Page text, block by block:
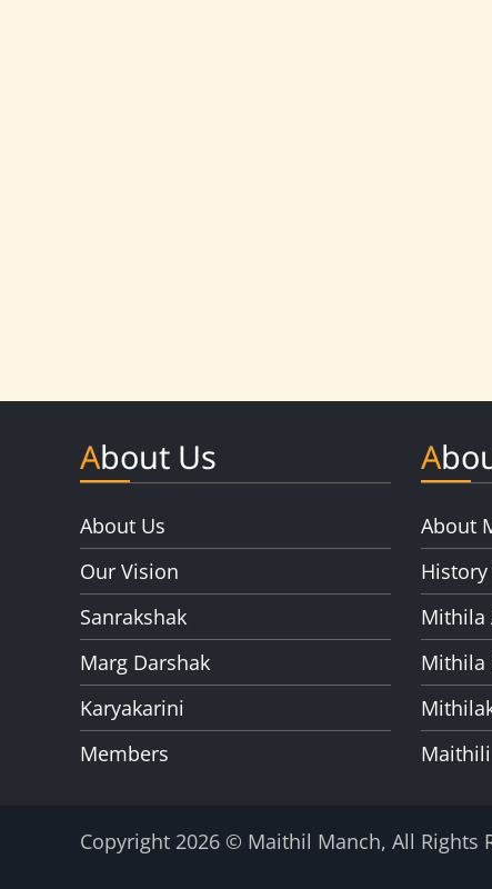
About Us
About Us
Our Vision
Sanrakshak
Marg Darshak
Karyakarini
Members
About
Mithila
Mithila
Copyright 2026 © Maithil Manch, All Rights